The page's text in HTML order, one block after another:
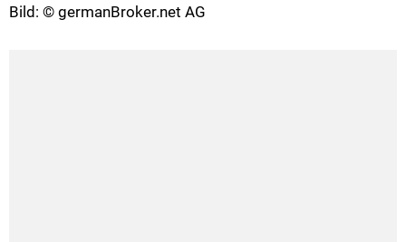
Bild: © germanBroker.net AG